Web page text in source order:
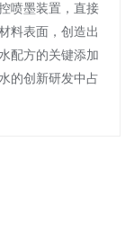
喷墨装置，直接
料表面，创造出
配方的关键添加
的创新研发中占